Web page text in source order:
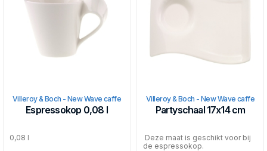
Villeroy & Boch - New Wave caffe
Espressokop 0,08 l
0,08 l
Villeroy & Boch - New Wave caffe
Partyschaal 17x14 cm
Deze maat is geschikt voor bij
de espressokop.